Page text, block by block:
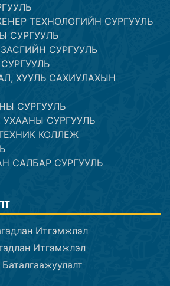
ТЕХНОЛОГИЙН СУРГУУЛЬ
СУРГУУЛЬ
СУРГУУЛЬ
ХУУЛЬ САХИУЛАХЫН
СУРГУУЛЬ
СУРГУУЛЬ
КОЛЛЕЖ
САЛБАР СУРГУУЛЬ
Итгэмжлэл
Итгэмжлэл